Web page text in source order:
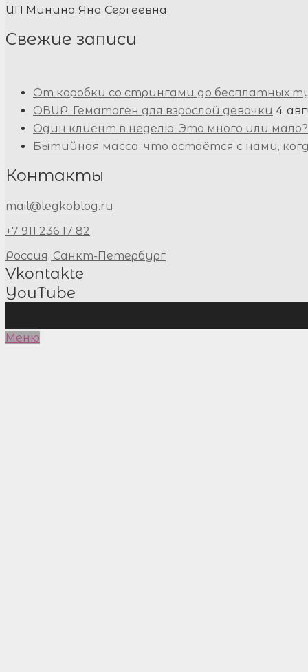
ИП Минина Яна Сергеевна
Свежие записи
От коробки со стрингами до бесплатных
ОВИР. Гематоген для взрослой девочки 4
Один клиент в неделю. Это много или мало?
Бытийная масса: что остаётся с нами,
Контакты
mail@legkoblog.ru
+7 911 236 17 82
Россия, Санкт-Петербург
Vkontakte
YouTube
Меню